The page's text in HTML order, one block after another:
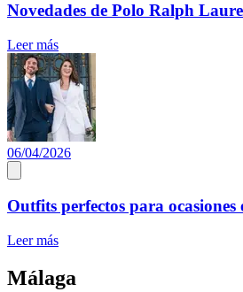
Novedades de Polo Ralph
Leer más
06/04/2026
Outfits perfectos para ocasiones
Leer más
Málaga